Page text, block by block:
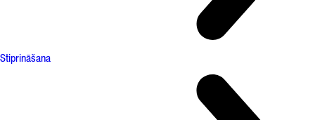
Stiprināšana